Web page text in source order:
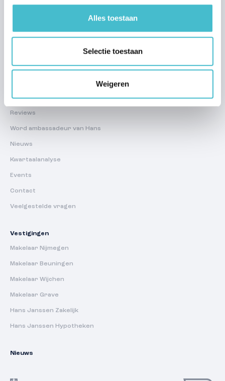
Alles toestaan
Selectie toestaan
Weigeren
Zoekprofiel aanmaken
Over ons
Werken bij Hans
Reviews
Word ambassadeur van Hans
Nieuws
Kwartaalanalyse
Events
Contact
Veelgestelde vragen
Vestigingen
Makelaar Nijmegen
Makelaar Beuningen
Makelaar Wijchen
Makelaar Grave
Hans Janssen Zakelijk
Hans Janssen Hypotheken
Nieuws